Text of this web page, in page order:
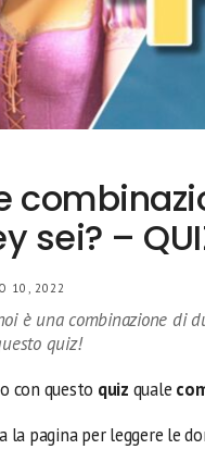
sei? –
10, 2022
è una combinazione di
quiz!
con questo quiz quale
pagina per leggere le